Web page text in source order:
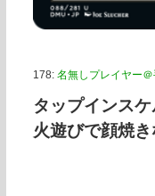
178: 名無しプレイヤー
タップインス
火遊びで顔焼